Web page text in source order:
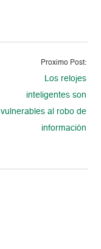
Proximo Post:
Los relojes
inteligentes son
vulnerables al robo de
información